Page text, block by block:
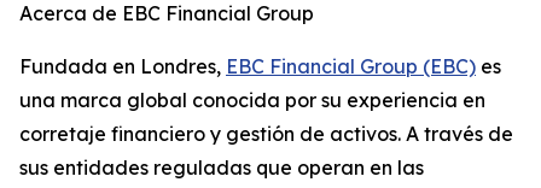
Acerca de EBC Financial Group
Fundada en Londres, EBC Financial Group (EBC) es
una marca global conocida por su experiencia en
corretaje financiero y gestión de activos. A través de
sus entidades reguladas que operan en las